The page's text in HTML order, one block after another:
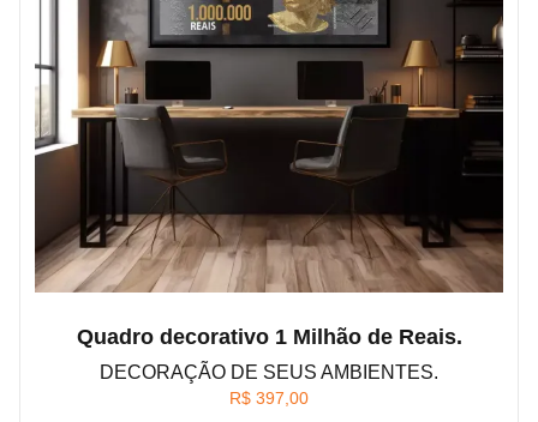
Quadro decorativo 1 Milhão de Reais.
DECORAÇÃO DE SEUS AMBIENTES.
R$ 397,00